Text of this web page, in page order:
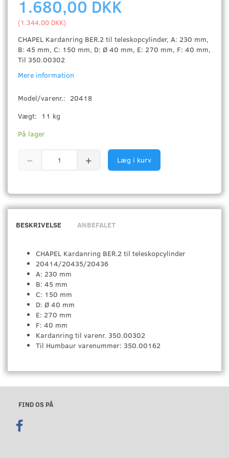
1.680,00 DKK
(1.344,00 DKK)
CHAPEL Kardanring BER.2 til teleskopcylinder, A: 230 mm,
B: 45 mm, C: 150 mm, D: Ø 40 mm, E: 270 mm, F: 40 mm,
Til 350.00302
Mere information
Model/varenr.: 20418
Vægt:
11 kg
På lager
Læg i kurv
BESKRIVELSE ANBEFALET
CHAPEL Kardanring BER.2 til teleskopcylinder
20414/20435/20436
A: 230 mm
B: 45 mm
C: 150 mm
D: Ø 40 mm
E: 270 mm
F: 40 mm
Kardanring til varenr. 350.00302
Til Humbaur varenummer: 350.00162
FIND OS PÅ